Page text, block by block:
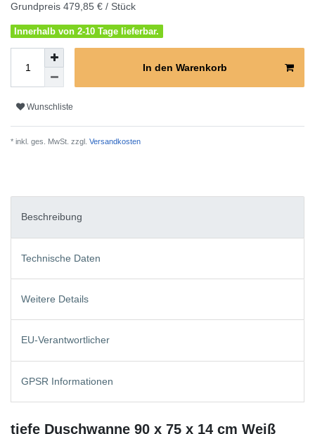
Grundpreis 479,85 € / Stück
Innerhalb von 2-10 Tage lieferbar.
In den Warenkorb
Wunschliste
* inkl. ges. MwSt. zzgl. Versandkosten
Beschreibung
Technische Daten
Weitere Details
EU-Verantwortlicher
GPSR Informationen
tiefe Duschwanne 90 x 75 x 14 cm Weiß